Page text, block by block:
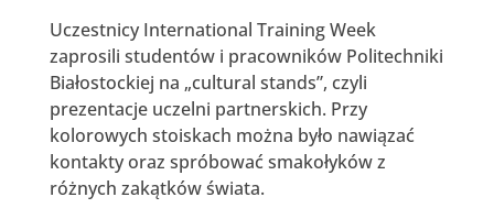
Uczestnicy International Training Week
zaprosili studentów i pracowników Politechniki
Białostockiej na „cultural stands”, czyli
prezentacje uczelni partnerskich. Przy
kolorowych stoiskach można było nawiązać
kontakty oraz spróbować smakołyków z
różnych zakątków świata.